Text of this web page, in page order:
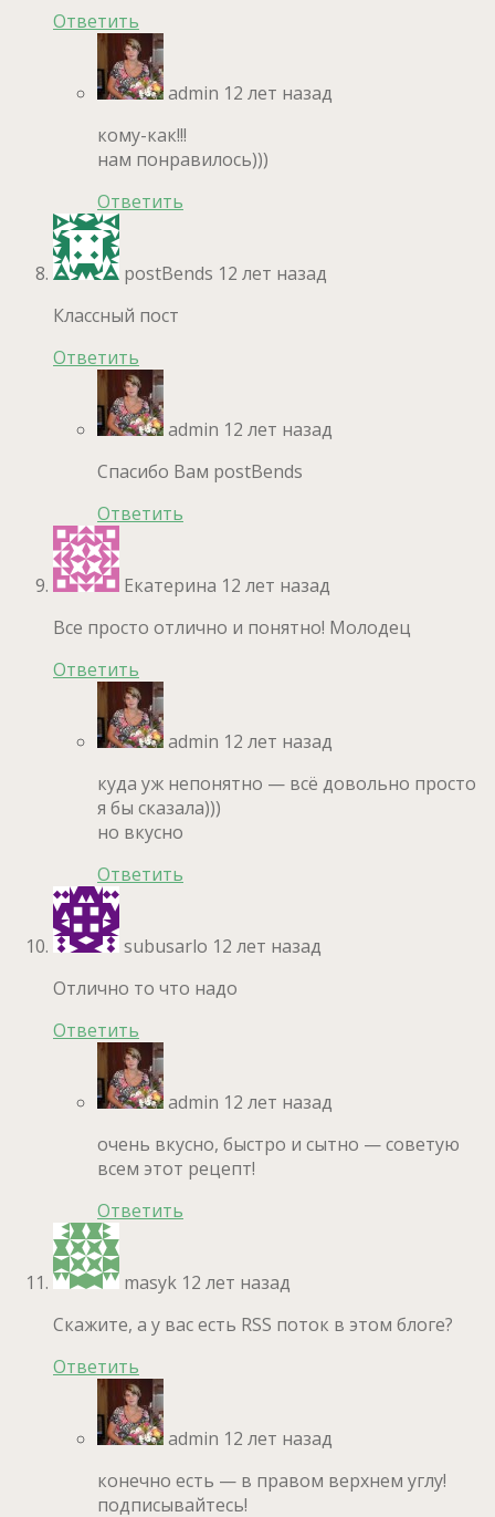
Ответить
admin 12 лет назад
кому-как!!!
нам понравилось)))
Ответить
postBends 12 лет назад
Классный пост
Ответить
admin 12 лет назад
Спасибо Вам postBends
Ответить
Екатерина 12 лет назад
Все просто отлично и понятно! Молодец
Ответить
admin 12 лет назад
куда уж непонятно — всё довольно просто
я бы сказала)))
но вкусно
Ответить
subusarlo 12 лет назад
Отлично то что надо
Ответить
admin 12 лет назад
очень вкусно, быстро и сытно — советую
всем этот рецепт!
Ответить
masyk 12 лет назад
Скажите, а у вас есть RSS поток в этом блоге?
Ответить
admin 12 лет назад
конечно есть — в правом верхнем углу!
подписывайтесь!